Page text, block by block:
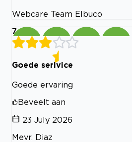
Webcare Team Elbuco
7
Goede serivice
Goede ervaring
Beveelt aan
23 July 2026
Mevr. Diaz